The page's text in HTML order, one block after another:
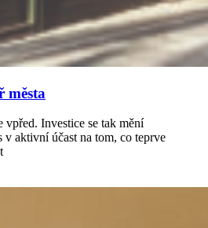
města
vpřed. Investice se tak mění
aktivní účast na tom, co teprve